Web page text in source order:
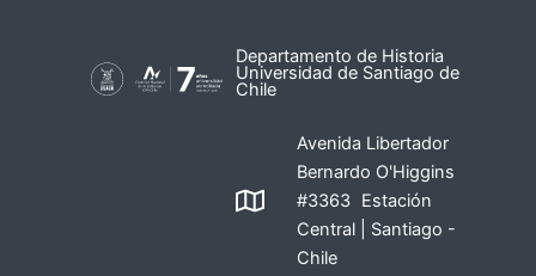
Departamento de Historia
Universidad de Santiago de
Chile
Avenida Libertador
Bernardo O'Higgins
#3363 Estación
Central | Santiago -
Chile